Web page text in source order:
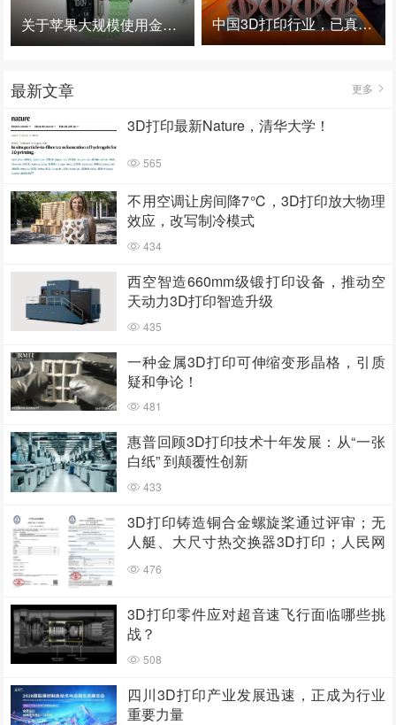
关于苹果大规模使用金属3D打印的思考 中国3D打印行业，已真正进入爆发时代！
最新文章 更多
3D打印最新Nature，清华大学！
565
不用空调让房间降7℃，3D打印放大物理
效应，改写制冷模式
434
西空智造660mm级锻打印设备，推动空
天动力3D打印智造升级
435
一种金属3D打印可伸缩变形晶格，引质
疑和争论！
481
惠普回顾3D打印技术十年发展：从“一张
白纸” 到颠覆性创新
433
3D打印铸造铜合金螺旋桨通过评审；无
人艇、大尺寸热交换器3D打印；人民网
报道两家3D打印企业
476
3D打印零件应对超音速飞行面临哪些挑
战？
508
四川3D打印产业发展迅速，正成为行业
重要力量